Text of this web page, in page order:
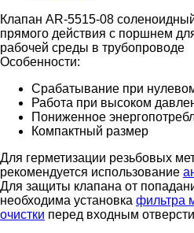
Клапан AR-5515-08
прямого действия с поршнем
рабочей среды в трубопроводе
Особенности:
Срабатывание при
Работа при высоком
Пониженное
Компактный размер
Для герметизации резьбовых
рекомендуется использование
Для защиты клапана от
необходима установка фильтра
очистки перед входным